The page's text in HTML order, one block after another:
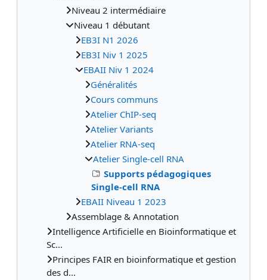
Niveau 2 intermédiaire
Niveau 1 débutant
EB3I N1 2026
EB3I Niv 1 2025
EBAII Niv 1 2024
Généralités
Cours communs
Atelier ChIP-seq
Atelier Variants
Atelier RNA-seq
Atelier Single-cell RNA
Supports pédagogiques
Single-cell RNA
EBAII Niveau 1 2023
Assemblage & Annotation
Intelligence Artificielle en Bioinformatique et
Sc...
Principes FAIR en bioinformatique et gestion
des d...